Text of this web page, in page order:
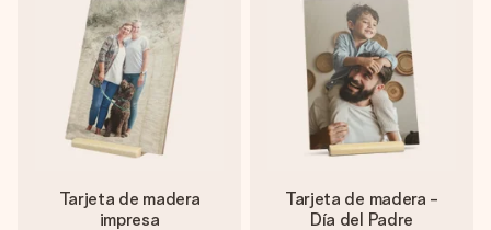
un mensaje que llegue al corazón. Sin complicaciones, solo
todo el amor para el momento.
Tarjeta de madera
impresa
Tarjeta de madera -
Día del Padre